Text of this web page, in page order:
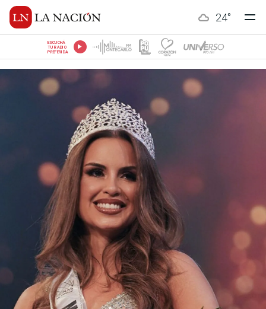
24°
ESCUCHÁ
TU RADIO
PREFERIDA